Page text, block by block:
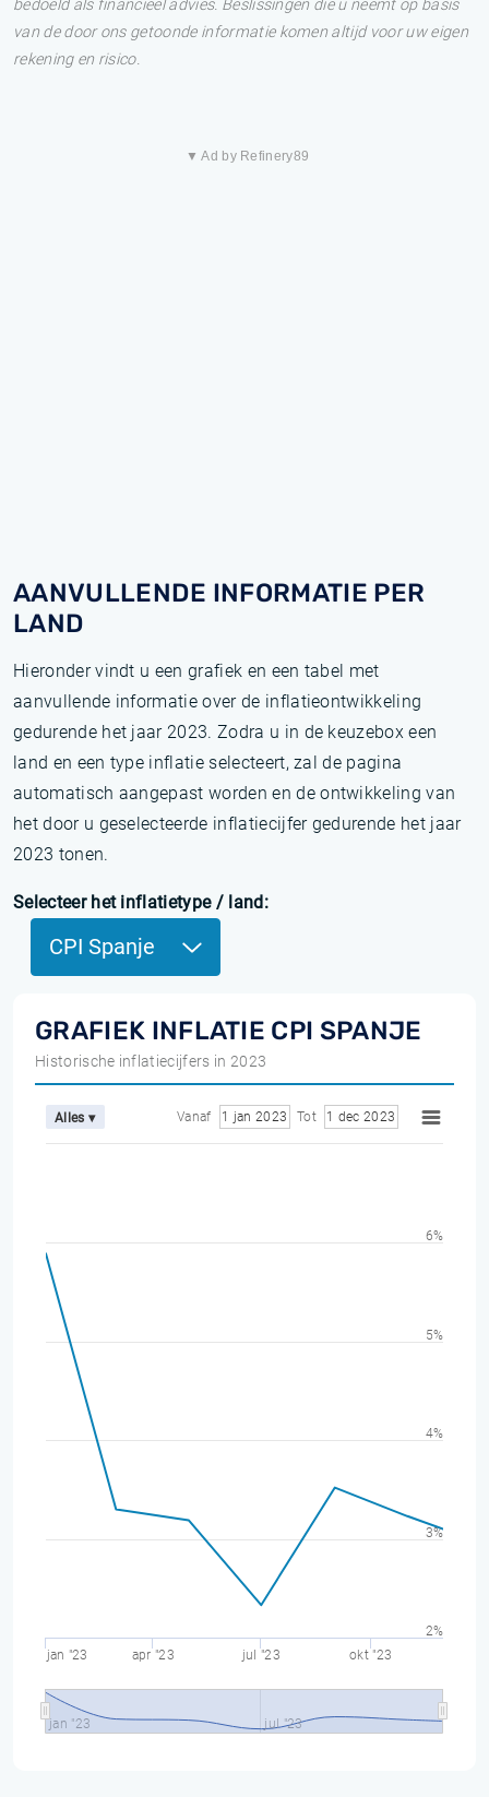
bedoeld als financieel advies. Beslissingen die u neemt op basis
van de door ons getoonde informatie komen altijd voor uw eigen
rekening en risico.
▼ Ad by Refinery89
AANVULLENDE INFORMATIE PER
LAND
Hieronder vindt u een grafiek en een tabel met
aanvullende informatie over de inflatieontwikkeling
gedurende het jaar 2023. Zodra u in de keuzebox een
land en een type inflatie selecteert, zal de pagina
automatisch aangepast worden en de ontwikkeling van
het door u geselecteerde inflatiecijfer gedurende het jaar
2023 tonen.
Selecteer het inflatietype / land:
CPI Spanje
GRAFIEK INFLATIE CPI SPANJE
Historische inflatiecijfers in 2023
Alles ▾ Vanaf 1 jan 2023 Tot 1 dec 2023
jan "23 apr "23 jul "23 okt "23
jan "23 jul "23
2%
3%
4%
5%
6%